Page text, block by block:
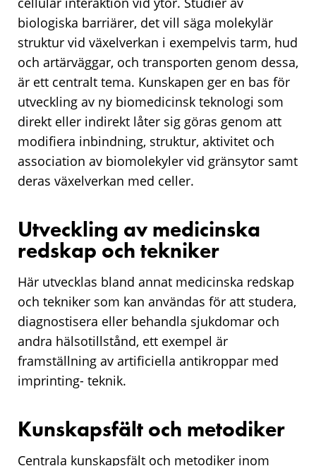
biologiska barriärer, det vill säga molekylär
struktur vid växelverkan i exempelvis tarm, hud
och artärväggar, och transporten genom dessa,
är ett centralt tema. Kunskapen ger en bas för
utveckling av ny biomedicinsk teknologi som
direkt eller indirekt låter sig göras genom att
modifiera inbindning, struktur, aktivitet och
association av biomolekyler vid gränsytor samt
deras växelverkan med celler.
Utveckling av medicinska
redskap och tekniker
Här utvecklas bland annat medicinska redskap
och tekniker som kan användas för att studera,
diagnostisera eller behandla sjukdomar och
andra hälsotillstånd, ett exempel är
framställning av artificiella antikroppar med
imprinting- teknik.
Kunskapsfält och metodiker
Centrala kunskapsfält och metodiker inom